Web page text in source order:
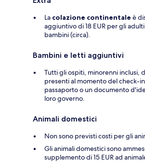
La colazione continentale è
aggiuntivo di 18 EUR per gli adulti
bambini (circa).
Bambini e letti aggiuntivi
Tutti gli ospiti, minorenni inclusi,
presenti al momento del check-
passaporto o un documento
loro governo.
Animali domestici
Non sono previsti costi per gli
Gli animali domestici sono
supplemento di 15 EUR ad